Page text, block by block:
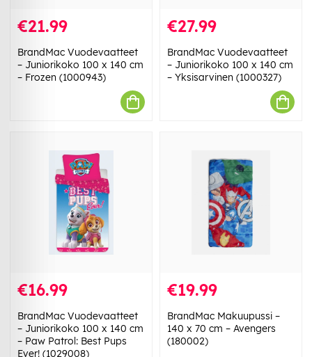
€21.99
BrandMac Vuodevaatteet
– Juniorikoko 100 x 140 cm
– Frozen (1000943)
€27.99
BrandMac Vuodevaatteet
– Juniorikoko 100 x 140 cm
– Yksisarvinen (1000327)
€16.99
BrandMac Vuodevaatteet
– Juniorikoko 100 x 140 cm
– Paw Patrol: Best Pups
Ever! (1029008)
€19.99
BrandMac Makuupussi –
140 x 70 cm – Avengers
(180002)